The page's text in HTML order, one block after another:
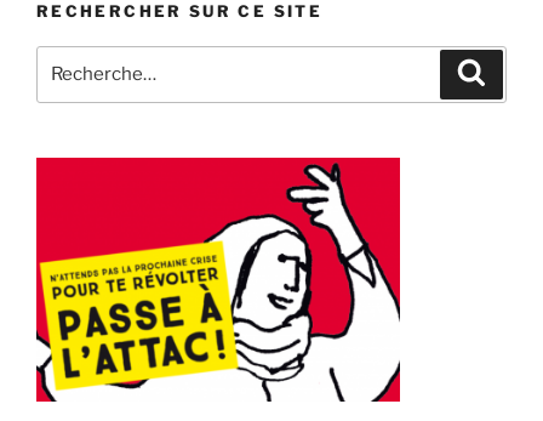
RECHERCHER SUR CE SITE
pour